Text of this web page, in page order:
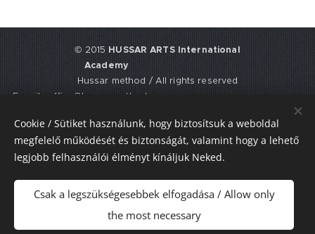
© 2015 HUSSAR ARTS International
Academy
Hussar method / All rights reserved
E-mail: office@hussarmethod.com
Flat 3, 9. Fisher Place, EH17 8UY,
Edinburgh, UNITED KINGDOM
Nyelvek
Magyar
American English
Cookie / Sütiket használunk, hogy biztosítsuk a weboldal
megfelelő működését és biztonságát, valamint hogy a lehető
legjobb felhasználói élményt kínáljuk Neked.
Csak a legszükségesebbek elfogadása / Allow only
the most necessary